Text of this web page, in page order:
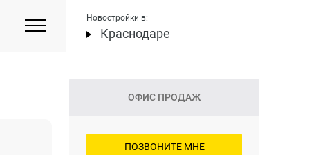
Новостройки в:
Краснодаре
ОФИС ПРОДАЖ
ПОЗВОНИТЕ МНЕ